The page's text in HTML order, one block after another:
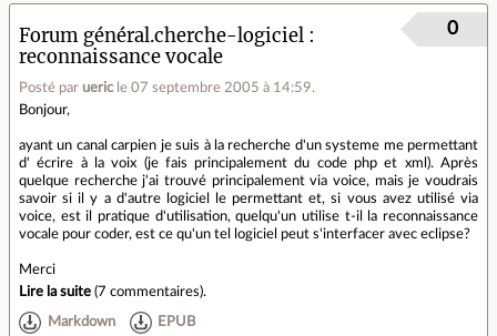
Forum général.cherche-logiciel
reconnaissance vocale
Posté par ueric le 07 septembre 2005 à 14:59.
0
Bonjour,
ayant un canal carpien je suis à la recherche d'un systeme me permettant
d' écrire à la voix (je fais principalement du code php et xml). Après
quelque recherche j'ai trouvé principalement via voice, mais je voudrais
savoir si il y a d'autre logiciel le permettant et, si vous avez utilisé via
voice, est il pratique d'utilisation, quelqu'un utilise t-il la reconnaissance
vocale pour coder, est ce qu'un tel logiciel peut s'interfacer avec eclipse?
Merci
Lire la suite (7 commentaires).
Markdown EPUB